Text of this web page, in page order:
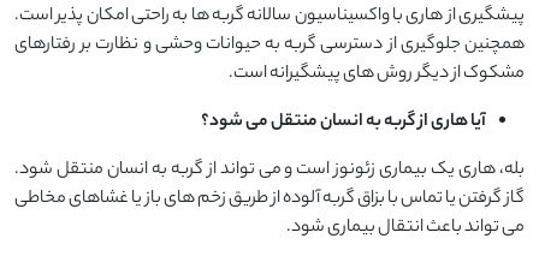
پیشگیری از هاری با واکسیناسیون سالانه گربه ها به راحتی امکان پذیر است.
همچنین جلوگیری از دسترسی گربه به حیوانات وحشی و نظارت بر رفتارهای
مشکوک از دیگر روش های پیشگیرانه است.
آیا هاری از گربه به انسان منتقل می شود؟
بله، هاری یک بیماری زئونوز است و می تواند از گربه به انسان منتقل شود.
گاز گرفتن یا تماس با بزاق گربه آلوده از طریق زخم های باز یا غشاهای مخاطی
می تواند باعث انتقال بیماری شود.